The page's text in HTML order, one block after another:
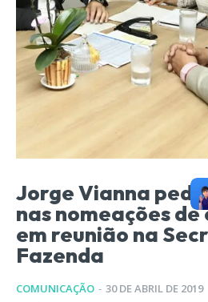
Jorge Vianna
nas nomeações
em reunião na
Fazenda
COMUNICAÇÃO - 30 DE ABRIL DE 2019